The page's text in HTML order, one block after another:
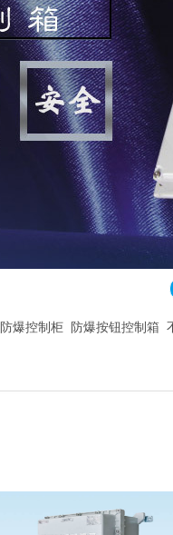
防爆控制柜 防爆按钮控制箱